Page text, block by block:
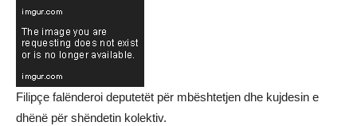
Filipçe falënderoi deputetët për mbështetjen dhe kujdesin e
dhënë për shëndetin kolektiv.